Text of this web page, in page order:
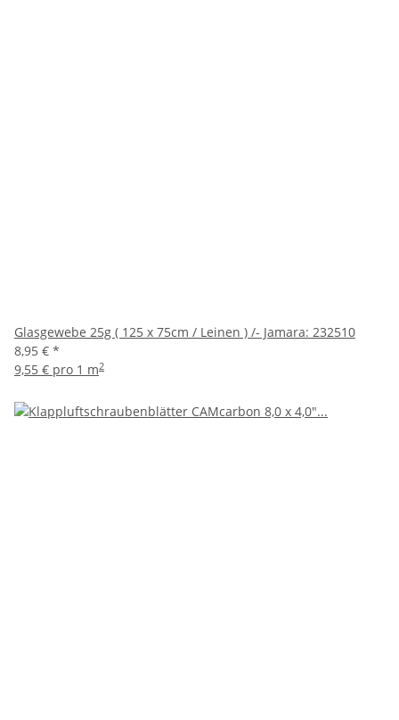
Glasgewebe 25g ( 125 x 75cm / Leinen ) /- Jamara: 232510
8,95 € *
9,55 € pro 1 m2